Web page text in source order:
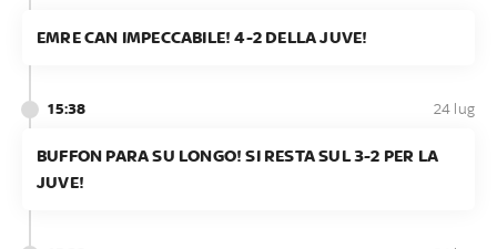
EMRE CAN IMPECCABILE! 4-2 DELLA JUVE!
15:38 24 lug
BUFFON PARA SU LONGO! SI RESTA SUL 3-2 PER LA
JUVE!